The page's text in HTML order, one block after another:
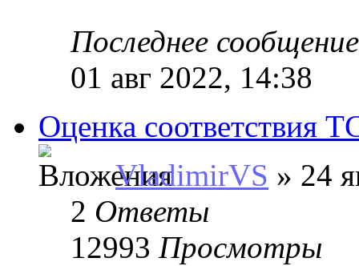
Последнее
01 авг 2022, 14:38
Оценка соответствия
VladimirVS » 24
2 Ответы
12993 Просмотры